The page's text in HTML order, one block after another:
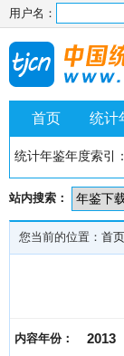
用户名：
首页 统计
统计年鉴年度索引：
站内搜索：
您当前的位置： 首页
内容年份： 2013